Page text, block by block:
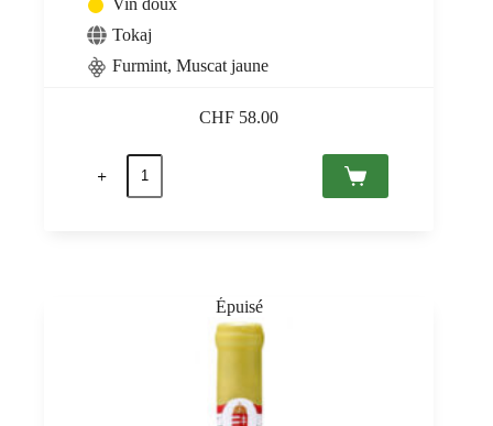
Tokaj
Furmint, Muscat jaune
CHF 58.00
quantité
Tokaji